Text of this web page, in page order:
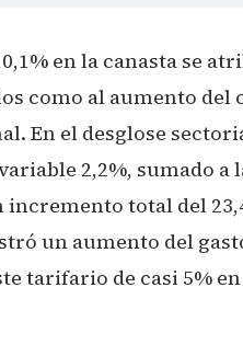
en la canasta se
como al aumento del
En el desglose
2,2%, sumado
total del
un aumento del
tarifario de casi 5%